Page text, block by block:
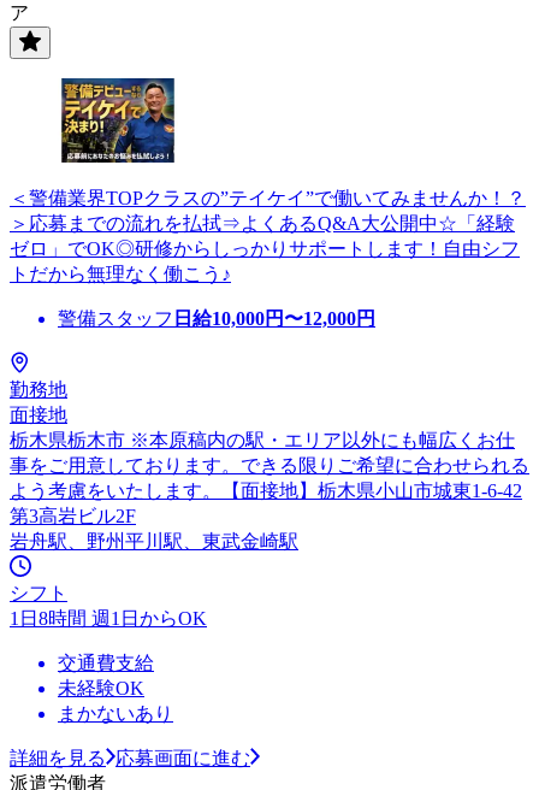
ア
＜警備業界TOPクラスの”テイケイ”で働いてみませんか！？
＞応募までの流れを払拭⇒よくあるQ&A大公開中☆「経験
ゼロ」でOK◎研修からしっかりサポートします！自由シフ
トだから無理なく働こう♪
警備スタッフ 日給10,000円〜12,000円
勤務地
面接地
栃木県栃木市 ※本原稿内の駅・エリア以外にも幅広くお仕
事をご用意しております。できる限りご希望に合わせられる
よう考慮をいたします。【面接地】栃木県小山市城東1-6-42
第3高岩ビル2F
岩舟駅、野州平川駅、東武金崎駅
シフト
1日8時間 週1日からOK
交通費支給
未経験OK
まかないあり
詳細を見る
応募画面に進む
派遣労働者